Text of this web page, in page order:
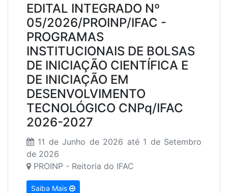
EDITAL INTEGRADO Nº
05/2026/PROINP/IFAC -
PROGRAMAS
INSTITUCIONAIS DE BOLSAS
DE INICIAÇÃO CIENTÍFICA E
DE INICIAÇÃO EM
DESENVOLVIMENTO
TECNOLÓGICO CNPq/IFAC
2026-2027
11 de Junho de 2026 até 1 de Setembro
de 2026
PROINP - Reitoria do IFAC
Saiba Mais